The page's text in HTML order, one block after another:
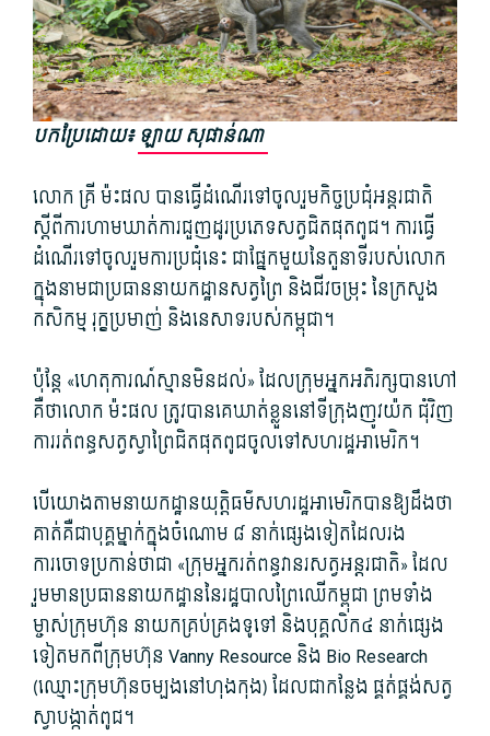
បកប្រែដោយ៖ឡាយ សុផាន់ណា
លោក គ្រី ម៉ះផល បានធ្វើដំណើរទៅចូលរួមកិច្ចប្រជុំអន្តរជាតិ
ស្តីពីការហាមឃាត់ការជួញដូរប្រភេទសត្វជិតផុតពូជ។ ការធ្វើ
ដំណើរទៅចូលរួមការប្រជុំនេះ ជាផ្នែកមួយនៃតួនាទីរបស់លោក
ក្នុងនាមជាប្រធាននាយកដ្ឋានសត្វព្រៃ និងជីវចម្រុះ នៃក្រសួង
កសិកម្ម រុក្ខប្រមាញ់ និងនេសាទរបស់កម្ពុជា។
ប៉ុន្តែ «ហេតុការណ៍ស្មានមិនដល់»​ ដែលក្រុមអ្នកអភិរក្សបានហៅ
គឺថាលោក ម៉ះផល ត្រូវបានគេឃាត់ខ្លួននៅទីក្រុងញូវយ៉ក ជុំវិញ
ការរត់ពន្ធសត្វស្វាព្រៃជិតផុតពូជចូលទៅសហរដ្ឋអាមេរិក។
បើយោងតាមនាយកដ្ឋានយុត្តិធម៌សហរដ្ឋអាមេរិកបានឱ្យដឹងថា
គាត់គឺជាបុគ្គម្នាក់ក្នុងចំណោម ៨ នាក់ផ្សេងទៀតដែលរង
ការចោទប្រកាន់ថាជា «ក្រុមអ្នករត់ពន្ធវានរសត្វអន្តរជាតិ» ដែល
រួមមានប្រធាននាយកដ្ឋាននៃរដ្ឋបាលព្រៃឈើកម្ពុជា ព្រមទាំង
ម្ចាស់ក្រុមហ៊ុន នាយកគ្រប់គ្រងទូទៅ និងបុគ្គលិក៤ នាក់ផ្សេង
ទៀតមកពីក្រុមហ៊ុន Vanny Resource និង Bio Research
(ឈ្មោះក្រុមហ៊ុនចម្បងនៅហុងកុង) ដែលជាកន្លែង ផ្គត់ផ្គង់សត្វ
ស្វាបង្កាត់ពូជ។